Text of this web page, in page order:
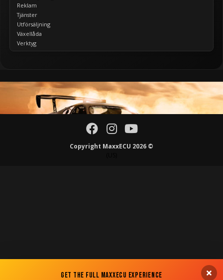
Reklam
Tjänster
Utförsäljning
Växellåda
Verktyg
Copyright MaxxECU 2026 ©
Get the Full MaxxECU Experience